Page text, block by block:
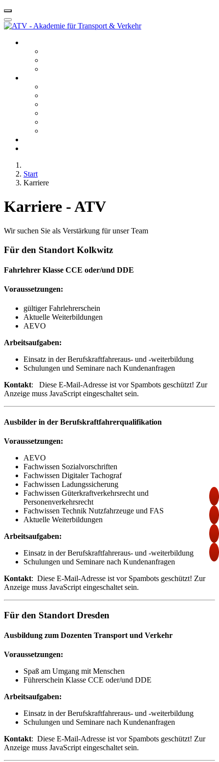
Start
Karriere
Karriere - ATV
Wir suchen Sie als Verstärkung für unser Team
Für den Standort Kolkwitz
Fahrlehrer Klasse CCE oder/und DDE
Voraussetzungen:
gültiger Fahrlehrerschein
Aktuelle Weiterbildungen
AEVO
Arbeitsaufgaben:
Einsatz in der Berufskraftfahreraus- und -weiterbildung
Schulungen und Seminare nach Kundenanfragen
Kontakt: Diese E-Mail-Adresse ist vor Spambots geschützt! Zur
Anzeige muss JavaScript eingeschaltet sein.
Ausbilder in der Berufskraftfahrerqualifikation
Voraussetzungen:
AEVO
Fachwissen Sozialvorschriften
Fachwissen Digitaler Tachograf
Fachwissen Ladungssicherung
Fachwissen Güterkraftverkehrsrecht und
Personenverkehrsrecht
Fachwissen Technik Nutzfahrzeuge und FAS
Aktuelle Weiterbildungen
Arbeitsaufgaben:
Einsatz in der Berufskraftfahreraus- und -weiterbildung
Schulungen und Seminare nach Kundenanfragen
Kontakt: Diese E-Mail-Adresse ist vor Spambots geschützt! Zur
Anzeige muss JavaScript eingeschaltet sein.
Für den Standort Dresden
Ausbildung zum Dozenten Transport und Verkehr
Voraussetzungen:
Spaß am Umgang mit Menschen
Führerschein Klasse CCE oder/und DDE
Arbeitsaufgaben:
Einsatz in der Berufskraftfahreraus- und -weiterbildung
Schulungen und Seminare nach Kundenanfragen
Kontakt: Diese E-Mail-Adresse ist vor Spambots geschützt! Zur
Anzeige muss JavaScript eingeschaltet sein.